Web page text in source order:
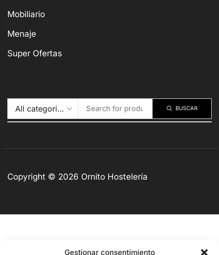
Gestionar consentimiento
Mobiliario
Menaje
Super Ofertas
BUSCAR
Copyright © 2026 Ornito Hostelería